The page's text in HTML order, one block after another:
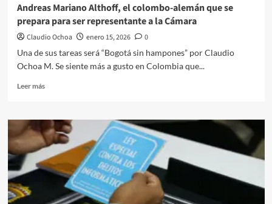
Andreas Mariano Althoff, el colombo-alemán que se
prepara para ser representante a la Cámara
Claudio Ochoa enero 15, 2026
0
Una de sus tareas será “Bogotá sin hampones” por Claudio
Ochoa M. Se siente más a gusto en Colombia que...
Leer másLeer
Andreas
Mariano
Althoff,
colombo-
alemán